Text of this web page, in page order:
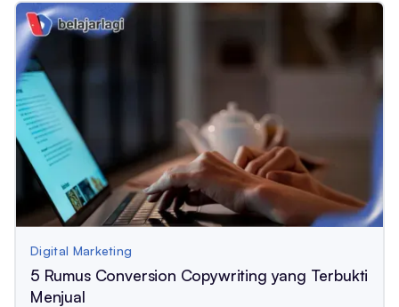
Digital Marketing
5 Rumus Conversion Copywriting yang Terbukti
Menjual